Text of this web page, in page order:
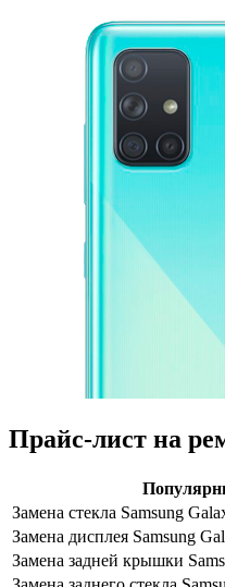
Прайс-лист на
Замена стекла Samsung
Замена дисплея Samsung
Замена задней крышки